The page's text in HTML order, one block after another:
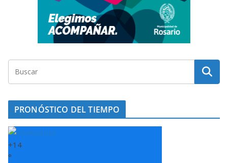
PRONÓSTICO DEL TIEMPO
+14
°